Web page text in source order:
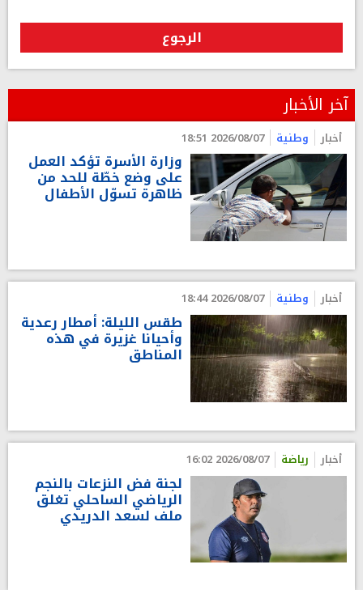
الرجوع
آخر الأخبار
أخبار وطنية 2026/08/07 18:51
وزارة الأسرة تؤكد العمل
على وضع خطّة للحد من
ظاهرة تسوّل الأطفال
أخبار وطنية 2026/08/07 18:44
طقس الليلة: أمطار رعدية
وأحيانا غزيرة في هذه
المناطق
أخبار رياضة 2026/08/07 16:02
لجنة فض النزعات بالنجم
الرياضي الساحلي تغلق
ملف لسعد الدريدي